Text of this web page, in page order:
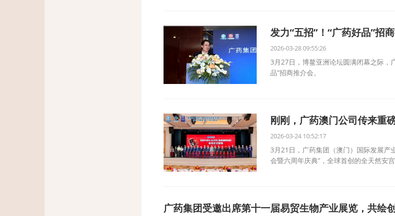
发力“五招”！“广药好品”招
2026-03-28 09:55:26
3月27日，博鳌亚洲论坛圆满闭幕之际，
品”招商推介会。
刚刚，广药澳门公司传来重
2026-03-24 10:52:17
3月21日，广药集团（澳门）国际发展产
会暨六周年庆典”，全球首创的全天然安
广药集团受邀出席第十一届易贸生物产业展览，共绘